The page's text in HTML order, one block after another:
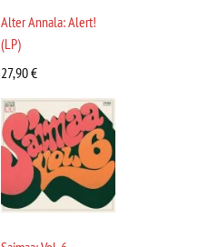
Alter Annala: Alert!
(LP)
27,90€